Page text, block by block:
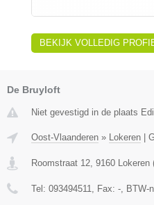
BEKIJK VOLLEDIG
De Bruyloft
Niet gevestigd in de plaats
Oost-Vlaanderen » Lokeren
Roomstraat 12, 9160 Lokeren
Tel: 093494511, Fax: -, BTW-